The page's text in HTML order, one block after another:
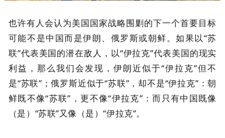
也许有人会认为美国国家战略围剿的下一个首要目标
可能不是中国而是伊朗、俄罗斯或朝鲜。如果以“苏
联”代表美国的潜在敌人，以“伊拉克”代表美国的现实
利益，那么我们会发现，伊朗近似于“伊拉克”但不
是“苏联”；俄罗斯近似于“苏联”，却不是“伊拉克”：朝
鲜既不像“苏联”，更不像“伊拉克”：而只有中国既像
（是）“苏联”又像（是）“伊拉克”。